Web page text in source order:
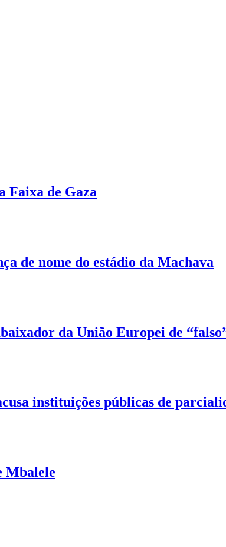
Faixa de Gaza
de nome do estádio da Machava
da União Europei de
instituições públicas de
Mbalele